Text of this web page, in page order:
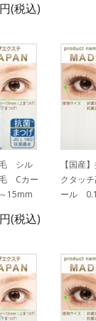
(税込)
毛 シル
Cカー
15mm
(税込)
【国産
クタッ
ール